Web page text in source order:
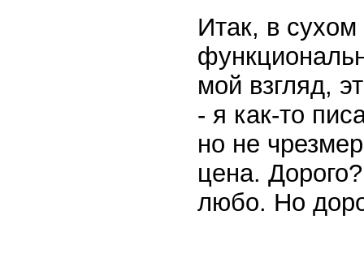
Итак, в сухом
мой взгляд,
- я как-то
но не
цена.
любо. Но